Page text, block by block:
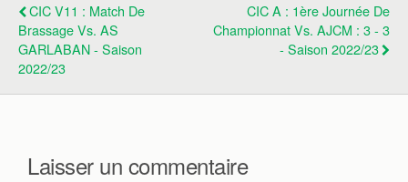
CIC V11 : Match De
Brassage Vs. AS
GARLABAN - Saison
2022/23
CIC A : 1ère Journée De
Championnat Vs. AJCM : 3 - 3
- Saison 2022/23
Laisser un commentaire